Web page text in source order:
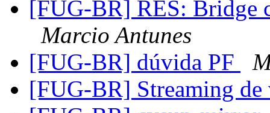
[FUG-BR] RES: Bridge
Marcio Antunes
[FUG-BR] dúvida PF
[FUG-BR] Streaming